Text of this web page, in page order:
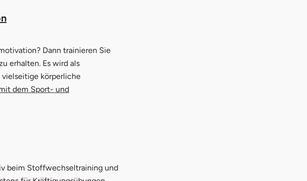
Dann trainieren Sie
erhalten. Es wird als
körperliche
dem Sport- und
beim Stoffwechseltraining und